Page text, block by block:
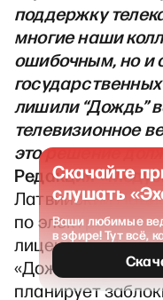
поддержку
многие наши
ошибочным, но и
лишили “Дождь”
телевизионное
это решение
Редакция
Латвийский
по электронным
лицензию
«Дождю» вещать
планирует
Скачайте
слушать
Ваши любимые
в эфире! Тут всё,